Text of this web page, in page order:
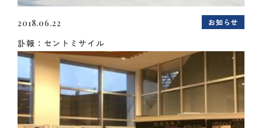
2018.06.22 お知らせ
訃報：セントミサイル